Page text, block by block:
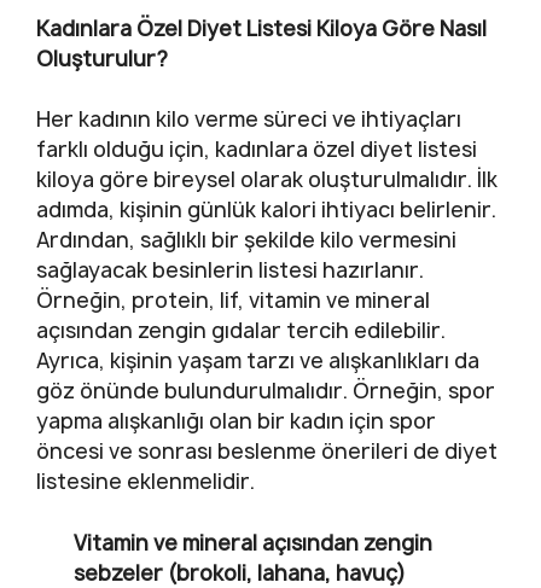
Kadınlara Özel Diyet Listesi Kiloya Göre Nasıl
Oluşturulur?
Her kadının kilo verme süreci ve ihtiyaçları
farklı olduğu için, kadınlara özel diyet listesi
kiloya göre bireysel olarak oluşturulmalıdır. İlk
adımda, kişinin günlük kalori ihtiyacı belirlenir.
Ardından, sağlıklı bir şekilde kilo vermesini
sağlayacak besinlerin listesi hazırlanır.
Örneğin, protein, lif, vitamin ve mineral
açısından zengin gıdalar tercih edilebilir.
Ayrıca, kişinin yaşam tarzı ve alışkanlıkları da
göz önünde bulundurulmalıdır. Örneğin, spor
yapma alışkanlığı olan bir kadın için spor
öncesi ve sonrası beslenme önerileri de diyet
listesine eklenmelidir.
Vitamin ve mineral açısından zengin
sebzeler (brokoli, lahana, havuç)